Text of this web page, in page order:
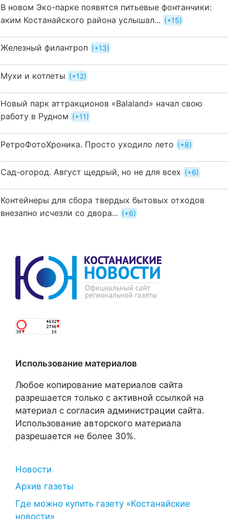
В новом Эко-парке появятся питьевые фонтанчики:
аким Костанайского района услышал...
+15
Железный филантроп +13
Мухи и котлеты +12
Новый парк аттракционов «Balaland» начал свою
работу в Рудном
+11
РетроФотоХроника. Просто уходило лето +8
Сад-огород. Август щедрый, но не для всех +6
Контейнеры для сбора твердых бытовых отходов
внезапно исчезли со двора...
+6
Использование материалов
Любое копирование материалов сайта
разрешается только с активной ссылкой на
материал с согласия администрации сайта.
Использование авторского материала
разрешается не более 30%.
Новости
Архив газеты
Где можно купить газету «Костанайские
новости»